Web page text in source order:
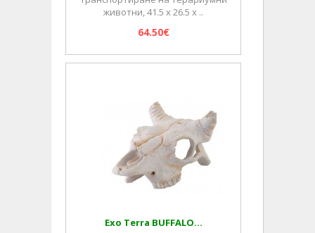
животни, 41.5 х 26.5 х ..
64.50€
Exo Terra BUFFALO...